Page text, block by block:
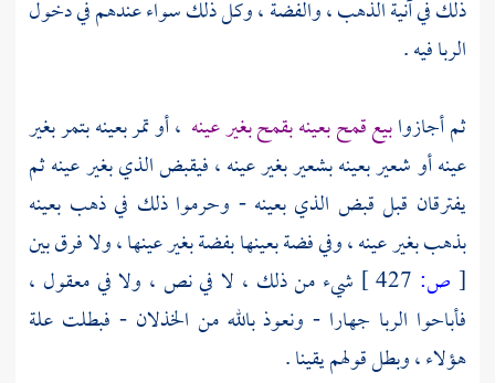
ذلك في آنية الذهب ، والفضة ، وكل ذلك سواء عندهم في دخول
الربا فيه .
ثم أجازوابيع قمح بعينه بقمح بغير عينه ، أو تمر بعينه بتمر بغير
عينه أو شعير بعينه بشعير بغير عينه ، فيقبض الذي بغير عينه ثم
يفترقان قبل قبض الذي بعينه - وحرموا ذلك في ذهب بعينه
بذهب بغير عينه ، وفي فضة بعينها بفضة بغير عينها ، ولا فرق بين
[ ص:
شيء من ذلك ، لا في نص ، ولا في معقول ،
فأباحوا الربا جهارا - ونعوذ بالله من الخذلان - فبطلت علة
هؤلاء ، وبطل قولهم يقينا .